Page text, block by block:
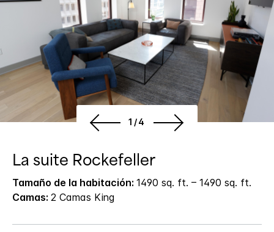
1/4
La suite Rockefeller
Tamaño de la habitación: 1490 sq. ft. – 1490 sq. ft.
Camas: 2 Camas King